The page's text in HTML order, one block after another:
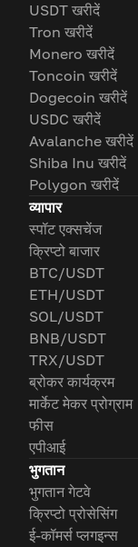
USDT खरीदें
Tron खरीदें
Monero खरीदें
Toncoin खरीदें
Dogecoin खरीदें
USDC खरीदें
Avalanche खरीदें
Shiba Inu खरीदें
Polygon खरीदें
व्यापार
स्पॉट एक्सचेंज
क्रिप्टो बाजार
BTC/USDT
ETH/USDT
SOL/USDT
BNB/USDT
TRX/USDT
ब्रोकर कार्यक्रम
मार्केट मेकर प्रोग्राम
फीस
एपीआई
भुगतान
भुगतान गेटवे
क्रिप्टो प्रोसेसिंग
ई-कॉमर्स प्लगइन्स